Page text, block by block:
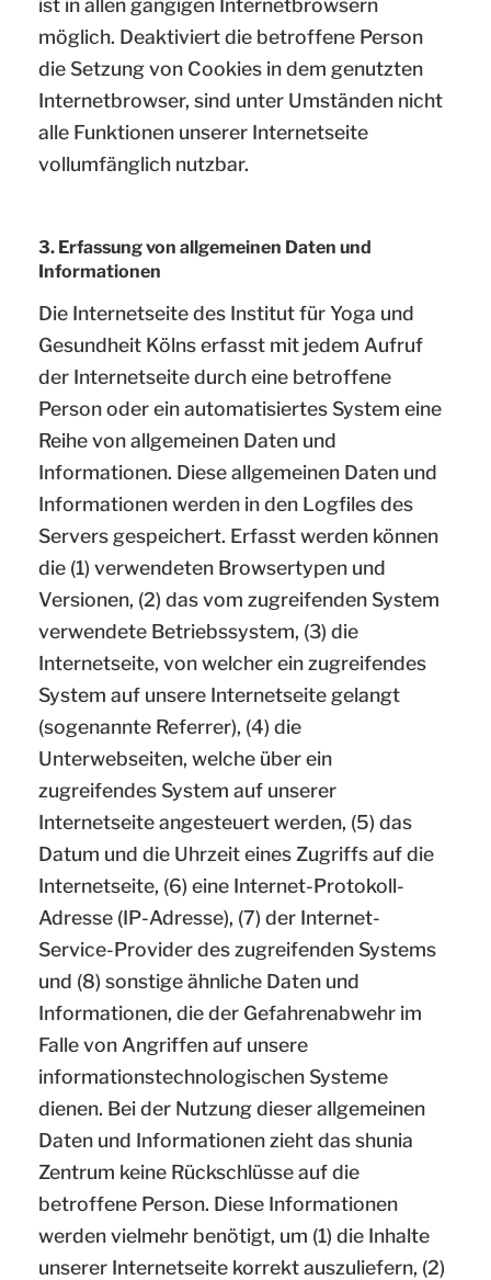
ist in allen gängigen Internetbrowsern
möglich. Deaktiviert die betroffene Person
die Setzung von Cookies in dem genutzten
Internetbrowser, sind unter Umständen nicht
alle Funktionen unserer Internetseite
vollumfänglich nutzbar.
3. Erfassung von allgemeinen Daten und
Informationen
Die Internetseite des Institut für Yoga und
Gesundheit Kölns erfasst mit jedem Aufruf
der Internetseite durch eine betroffene
Person oder ein automatisiertes System eine
Reihe von allgemeinen Daten und
Informationen. Diese allgemeinen Daten und
Informationen werden in den Logfiles des
Servers gespeichert. Erfasst werden können
die (1) verwendeten Browsertypen und
Versionen, (2) das vom zugreifenden System
verwendete Betriebssystem, (3) die
Internetseite, von welcher ein zugreifendes
System auf unsere Internetseite gelangt
(sogenannte Referrer), (4) die
Unterwebseiten, welche über ein
zugreifendes System auf unserer
Internetseite angesteuert werden, (5) das
Datum und die Uhrzeit eines Zugriffs auf die
Internetseite, (6) eine Internet-Protokoll-
Adresse (IP-Adresse), (7) der Internet-
Service-Provider des zugreifenden Systems
und (8) sonstige ähnliche Daten und
Informationen, die der Gefahrenabwehr im
Falle von Angriffen auf unsere
informationstechnologischen Systeme
dienen. Bei der Nutzung dieser allgemeinen
Daten und Informationen zieht das shunia
Zentrum keine Rückschlüsse auf die
betroffene Person. Diese Informationen
werden vielmehr benötigt, um (1) die Inhalte
unserer Internetseite korrekt auszuliefern, (2)